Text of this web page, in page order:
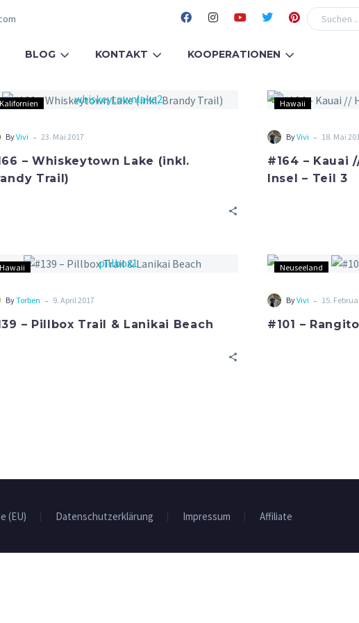
BLOG KONTAKT KOOPERATIONEN
Kalifornien
ByVivi - 23. Mai 2017
– Whiskeytown Lake (inkl.
Trail)
Hawaii
ByVivi - 18. Mai
#164 – Kauai
Insel – Teil 3
Hawaii
ByTorben - 9. April 2017
– Pillbox Trail & Lanikai Beach
Neuseeland
ByVivi - 15.
#101 –
(EU) Datenschutzerklärung Impressum Affiliate